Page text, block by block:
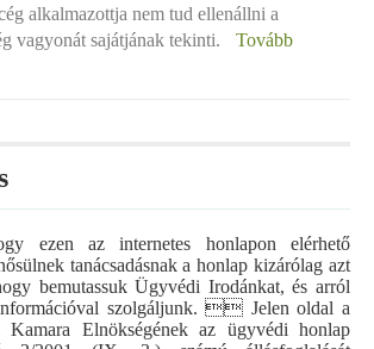
alkalmazottja nem tud ellenállni a
vagyonát sajátjának tekinti.
Tovább
ezen az internetes honlapon elérhető
tanácsadásnak a honlap kizárólag azt
bemutassuk Ügyvédi Irodánkat, és arról
szolgáljunk.  Jelen oldal a
Elnökségének az ügyvédi honlap